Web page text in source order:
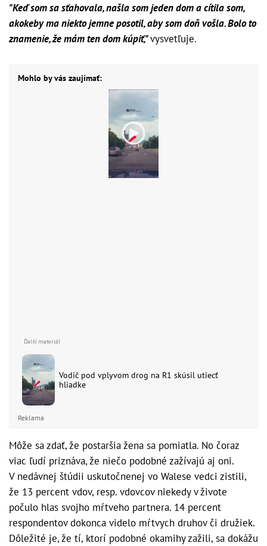
"Keď som sa sťahovala, našla som jeden dom a cítila som,
akokeby ma niekto jemne posotil, aby som doň vošla. Bolo to
znamenie, že mám ten dom kúpiť,"vysvetľuje.
Mohlo by vás zaujímať:
Vodič pod vplyvom drog na R1 skúsil utiecť
hliadke
Reklama
Môže sa zdať, že postaršia žena sa pomiatla. No čoraz
viac ľudí priznáva, že niečo podobné zažívajú aj oni.
V nedávnej štúdii uskutočnenej vo Walese vedci zistili,
že 13 percent vdov, resp. vdovcov niekedy v živote
počulo hlas svojho mŕtveho partnera. 14 percent
respondentov dokonca videlo mŕtvych druhov či družiek.
Dôležité je, že tí, ktorí podobné okamihy zažili, sa dokážu